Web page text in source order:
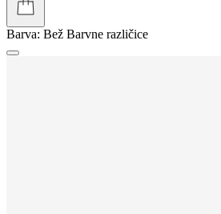
Barva: Bež Barvne različice